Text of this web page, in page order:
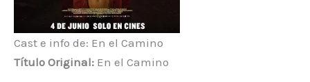
Cast e info de: En el Camino
Título Original: En el Camino